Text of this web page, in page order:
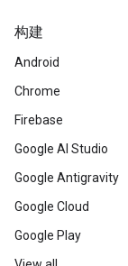
构建
Android
Chrome
Firebase
Google AI Studio
Google Antigravity
Google Cloud
Google Play